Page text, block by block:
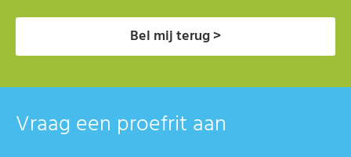
Bel mij terug >
Vraag een proefrit aan